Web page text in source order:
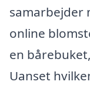
samarbejder
online
en
Uanset